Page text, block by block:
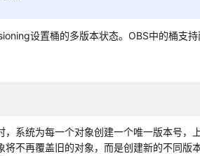
设置桶的多版本状态。OBS中的桶支持
，系统为每一个对象创建一个唯一版本号，
将不再覆盖旧的对象，而是创建新的不同版